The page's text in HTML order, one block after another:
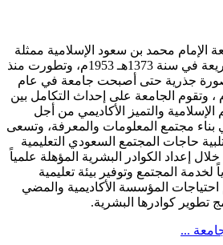
محمد بن سعود الإسلامية ممثلة
في كلية الشريعة في سنة 1373هـ 1953م، وتطورت منذ
جذرية حتى أصبحت جامعة في عام
- 1974م ، وتقوم الجامعة على إحداث التكامل بين
الإسلامية والتميز الأكاديمي من أجل
بناء مجتمع المعلومات والمعرفة، وتسعى
حاجات المجتمع السعودي التعليمية
إعداد الكوادر البشرية المؤهلة علمياً
لخدمة المجتمع وتوفير بيئة تعليمية
احتياجات المؤسسة الأكاديمية والمضي
تطوير كوادرها البشرية.
...